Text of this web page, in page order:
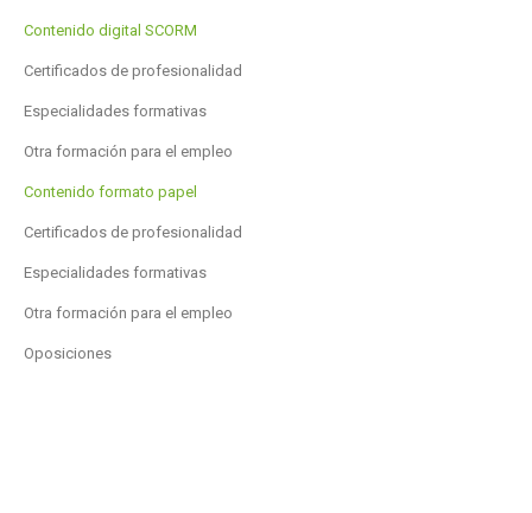
Contenido digital SCORM
Certificados de profesionalidad
Especialidades formativas
Otra formación para el empleo
Contenido formato papel
Certificados de profesionalidad
Especialidades formativas
Otra formación para el empleo
Oposiciones